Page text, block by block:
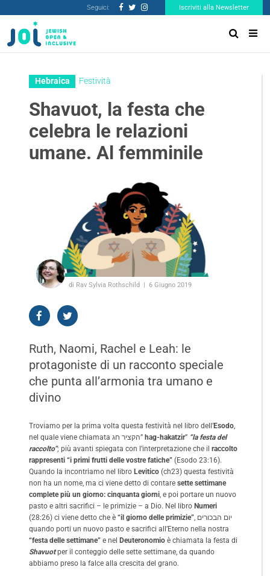
Seguici: Iscriviti alla Newsletter
Hebraica Festività
Shavuot, la festa che
celebra le relazioni
umane. Al femminile
di Rav Sylvia Rothschild 6 Giugno 2019
Ruth, Naomi, Rachel e Leah: le
protagoniste di un racconto speciale
che punta all’armonia tra umano e
divino
Troviamo per la prima volta questa festività nel libro dell’Esodo,
nel quale viene chiamata הקציר חג” hag-hakatzir” “la festa del
raccolto”; più avanti spiegata con l’interpretazione che il raccolto
rappresenti “i primi frutti delle vostre fatiche” (Esodo 23:16).
Quando la incontriamo nel libro Levitico (ch23) questa festività
non ha un nome, ma ci viene detto di contare sette settimane
complete più un giorno: cinquanta giorni, e poi portare un nuovo
pasto e altri sacrifici – le primizie – a Dio. Nel libro Numeri
(28:26) ci viene detto che è “il giorno delle primizie”, יום הבכורים
quando porti un nuovo pasto e sacrifici all’Eterno nella nostra
“festa delle settimane” e nel Deuteronomio è chiamata la festa di
Shavuotper il conteggio delle sette settimane, da quando
abbiamo preso la falce alla crescita del grano.